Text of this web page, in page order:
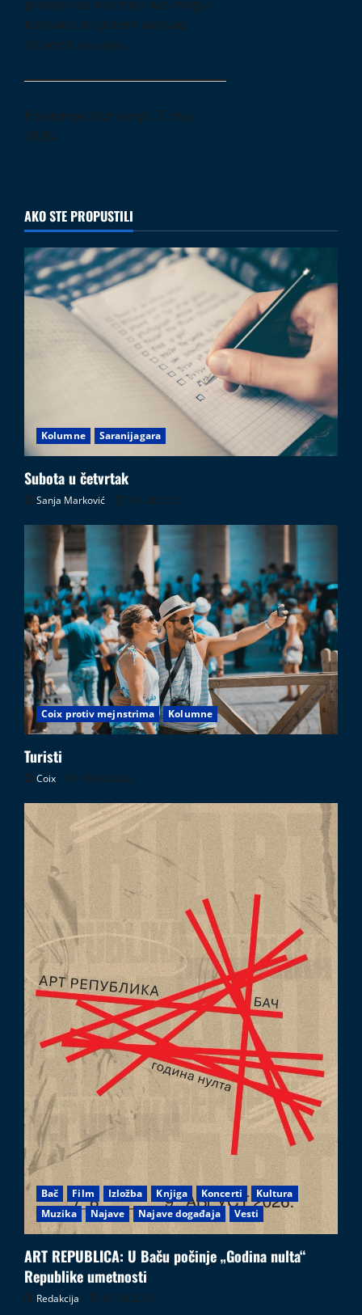
privatnosti korisnici nas mogu
kontaktirati putem kontakt
stranice na sajtu.
Poslednje ažuriranje: 7. maj
2026.
AKO STE PROPUSTILI
Kolumne Saranijagara
Subota u četvrtak
Sanja Marković 09.08.2026
Coix protiv mejnstrima Kolumne
Turisti
Coix 08.08.2026
Bač Film Izložba Knjiga Koncerti
Kultura
Muzika
Najave Najave događaja Vesti
ART REPUBLICA: U Baču počinje „Godina nulta“
Republike umetnosti
Redakcija 05.08.2026